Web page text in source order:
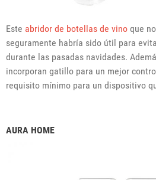
Este abridor de botellas de vino que
seguramente habría sido útil para
durante las pasadas navidades.
incorporan gatillo para un mejor
requisito mínimo para un dispositivo
AURA HOME